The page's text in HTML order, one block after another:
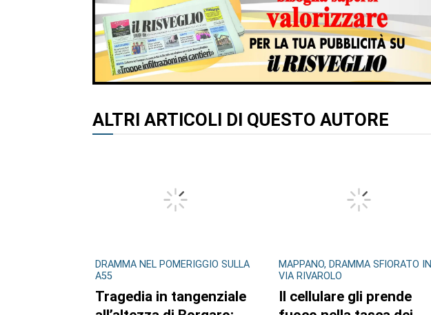
ALTRI ARTICOLI DI QUESTO AUTORE
DRAMMA NEL POMERIGGIO SULLA
A55
Tragedia in tangenziale
MAPPANO, DRAMMA SFIORATO IN
VIA RIVAROLO
Il cellulare gli prende